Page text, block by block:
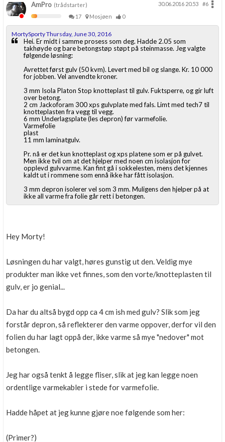
AmPro (trådstarter) 30.06.2016 20.53
#6
17
Mosjøen 0
MortySporty Thursday, June 30, 2016
Hei. Er midt i samme prosess som deg. Hadde 2.05 som
takhøyde og bare betongstøp støpt på steinmasse. Jeg valgte
følgende løsning:
Avrettet først gulv (50 kvm). Levert med bil og slange. Kr. 10 000
for jobben. Vel anvendte kroner.
3 mm Isola Platon Stop knotteplast til gulv. Fuktsperre, og gir luft
over betong.
2 cm Jackoforam 300 xps gulvplate med fals. Limt med tech7 til
knotteplasten fra vegg til vegg.
6 mm Underlagsplate (les depron) før varmefolie.
Varmefolie
plast
11 mm laminatgulv.
Pr. nå er det kun knotteplast og xps platene som er på gulvet.
Men ikke tvil om at det hjelper med noen cm isolasjon for
opplevd gulvvarme. Kan fint gå i sokkelesten, mens det kjennes
kaldt ut i rommene som ennå ikke har fått isolasjon.
3 mm depron isolerer vel som 3 mm. Muligens den hjelper på at
ikke all varme fra folie går rett i betongen.
Hey Morty!
Løsningen du har valgt, høres gunstig ut den. Veldig mye
produkter man ikke vet finnes, som den vorte/knotteplasten til
gulv, er jo genial...
Da har du altså bygd opp ca 4 cm ish med gulv? Slik som jeg
forstår depron, så reflekterer den varme oppover, derfor vil den
folien du har lagt oppå der, ikke varme så mye "nedover" mot
betongen.
Jeg har også tenkt å legge fliser, slik at jeg kan legge noen
ordentlige varmekabler i stede for varmefolie.
Hadde håpet at jeg kunne gjøre noe følgende som her:
(Primer?)